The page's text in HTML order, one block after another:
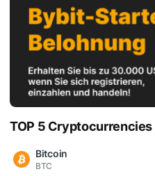
TOP 5 Cryptocurrencies
Bitcoin
BTC